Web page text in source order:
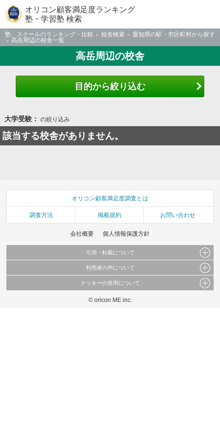
オリコン顧客満足度ランキング
塾・学習塾 検索
塾、スクールのランキング・比較 校舎検索
愛知県の駅・市区町村から探す
高岳周辺の校舎一覧
高岳周辺の校舎
目的から絞り込む
大学受験： の絞り込み
該当する校舎がありません。
オリコン顧客満足度調査とは
調査方法 掲載規約 お問い合わせ
会社概要 個人情報保護方針
引用・転載について
当サイトで公開されている情報（文字、写真、イラスト、画像データ等）及びこれらの配
これらの情報を権利者の許可なく無断転載・複製などの二次利用を行うことは固く禁じて
利用者の声について
当サイトに掲載している内容はすべてサービスの利用者が提出された見解・感想です。
弊社の見解・ 意見ではないことをご理解いただいた上でご覧ください。
クッキーの使用について
このサイトでは Cookie を使用して、ユーザーに合わせたコンテンツや広告の表示、ソー
© oricon ME inc.